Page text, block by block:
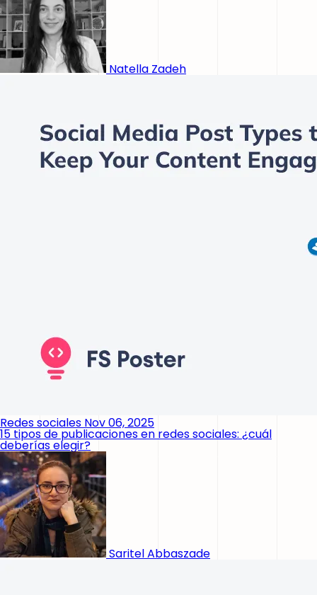
Natella Zadeh
Redes sociales Nov 06, 2025
15 tipos de publicaciones en redes sociales: ¿cuál
deberías elegir?
Saritel Abbaszade